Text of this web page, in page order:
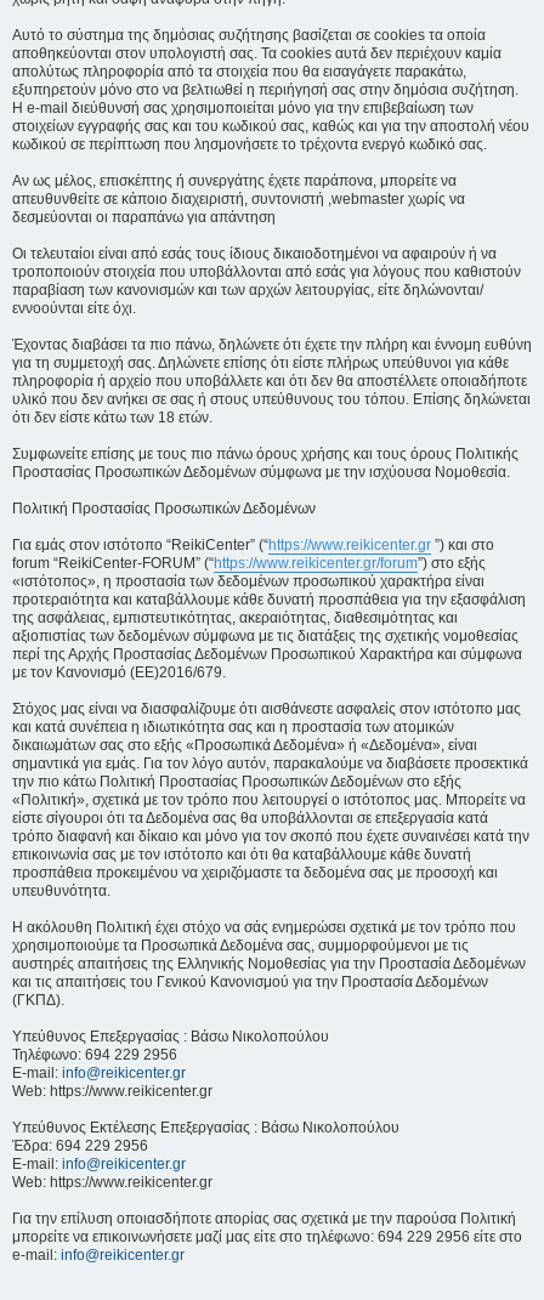
Αυτό το σύστημα της δημόσιας συζήτησης βασίζεται σε cookies τα οποία
αποθηκεύονται στον υπολογιστή σας. Τα cookies αυτά δεν περιέχουν καμία
απολύτως πληροφορία από τα στοιχεία που θα εισαγάγετε παρακάτω,
εξυπηρετούν μόνο στο να βελτιωθεί η περιήγησή σας στην δημόσια συζήτηση.
Η e-mail διεύθυνσή σας χρησιμοποιείται μόνο για την επιβεβαίωση των
στοιχείων εγγραφής σας και του κωδικού σας, καθώς και για την αποστολή νέου
κωδικού σε περίπτωση που λησμονήσετε το τρέχοντα ενεργό κωδικό σας.
Αν ως μέλος, επισκέπτης ή συνεργάτης έχετε παράπονα, μπορείτε να
απευθυνθείτε σε κάποιο διαχειριστή, συντονιστή ,webmaster χωρίς να
δεσμεύονται οι παραπάνω για απάντηση
Οι τελευταίοι είναι από εσάς τους ίδιους δικαιοδοτημένοι να αφαιρούν ή να
τροποποιούν στοιχεία που υποβάλλονται από εσάς για λόγους που καθιστούν
παραβίαση των κανονισμών και των αρχών λειτουργίας, είτε δηλώνονται/
εννοούνται είτε όχι.
Έχοντας διαβάσει τα πιο πάνω, δηλώνετε ότι έχετε την πλήρη και έννομη ευθύνη
για τη συμμετοχή σας. Δηλώνετε επίσης ότι είστε πλήρως υπεύθυνοι για κάθε
πληροφορία ή αρχείο που υποβάλλετε και ότι δεν θα αποστέλλετε οποιαδήποτε
υλικό που δεν ανήκει σε σας ή στους υπεύθυνους του τόπου. Επίσης δηλώνεται
ότι δεν είστε κάτω των 18 ετών.
Συμφωνείτε επίσης με τους πιο πάνω όρους χρήσης και τους όρους Πολιτικής
Προστασίας Προσωπικών Δεδομένων σύμφωνα με την ισχύουσα Νομοθεσία.
Πολιτική Προστασίας Προσωπικών Δεδομένων
Για εμάς στον ιστότοπο “ReikiCenter” (“https://www.reikicenter.gr ”) και στο
forum “ReikiCenter-FORUM” (“https://www.reikicenter.gr/forum”) στο εξής
«ιστότοπος», η προστασία των δεδομένων προσωπικού χαρακτήρα είναι
προτεραιότητα και καταβάλλουμε κάθε δυνατή προσπάθεια για την εξασφάλιση
της ασφάλειας, εμπιστευτικότητας, ακεραιότητας, διαθεσιμότητας και
αξιοπιστίας των δεδομένων σύμφωνα με τις διατάξεις της σχετικής νομοθεσίας
περί της Αρχής Προστασίας Δεδομένων Προσωπικού Χαρακτήρα και σύμφωνα
με τον Κανονισμό (ΕΕ)2016/679.
Στόχος μας είναι να διασφαλίζουμε ότι αισθάνεστε ασφαλείς στον ιστότοπο μας
και κατά συνέπεια η ιδιωτικότητα σας και η προστασία των ατομικών
δικαιωμάτων σας στο εξής «Προσωπικά Δεδομένα» ή «Δεδομένα», είναι
σημαντικά για εμάς. Για τον λόγο αυτόν, παρακαλούμε να διαβάσετε προσεκτικά
την πιο κάτω Πολιτική Προστασίας Προσωπικών Δεδομένων στο εξής
«Πολιτική», σχετικά με τον τρόπο που λειτουργεί ο ιστότοπος μας. Μπορείτε να
είστε σίγουροι ότι τα Δεδομένα σας θα υποβάλλονται σε επεξεργασία κατά
τρόπο διαφανή και δίκαιο και μόνο για τον σκοπό που έχετε συναινέσει κατά την
επικοινωνία σας με τον ιστότοπο και ότι θα καταβάλλουμε κάθε δυνατή
προσπάθεια προκειμένου να χειριζόμαστε τα δεδομένα σας με προσοχή και
υπευθυνότητα.
Η ακόλουθη Πολιτική έχει στόχο να σάς ενημερώσει σχετικά με τον τρόπο που
χρησιμοποιούμε τα Προσωπικά Δεδομένα σας, συμμορφούμενοι με τις
αυστηρές απαιτήσεις της Ελληνικής Νομοθεσίας για την Προστασία Δεδομένων
και τις απαιτήσεις του Γενικού Κανονισμού για την Προστασία Δεδομένων
(ΓΚΠΔ).
Υπεύθυνος Επεξεργασίας : Βάσω Νικολοπούλου
Τηλέφωνο: 694 229 2956
E-mail: info@reikicenter.gr
Web: https://www.reikicenter.gr
Υπεύθυνος Εκτέλεσης Επεξεργασίας : Βάσω Νικολοπούλου
Έδρα: 694 229 2956
E-mail: info@reikicenter.gr
Web: https://www.reikicenter.gr
Για την επίλυση οποιασδήποτε απορίας σας σχετικά με την παρούσα Πολιτική
μπορείτε να επικοινωνήσετε μαζί μας είτε στο τηλέφωνο: 694 229 2956 είτε στο
e-mail: info@reikicenter.gr